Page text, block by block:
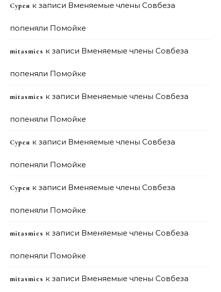
Сурен к записи Вменяемые члены Совбеза
попеняли Помойке
mitasmies к записи Вменяемые члены Совбеза
попеняли Помойке
mitasmies к записи Вменяемые члены Совбеза
попеняли Помойке
Сурен к записи Вменяемые члены Совбеза
попеняли Помойке
Сурен к записи Вменяемые члены Совбеза
попеняли Помойке
mitasmies к записи Вменяемые члены Совбеза
попеняли Помойке
mitasmies к записи Вменяемые члены Совбеза